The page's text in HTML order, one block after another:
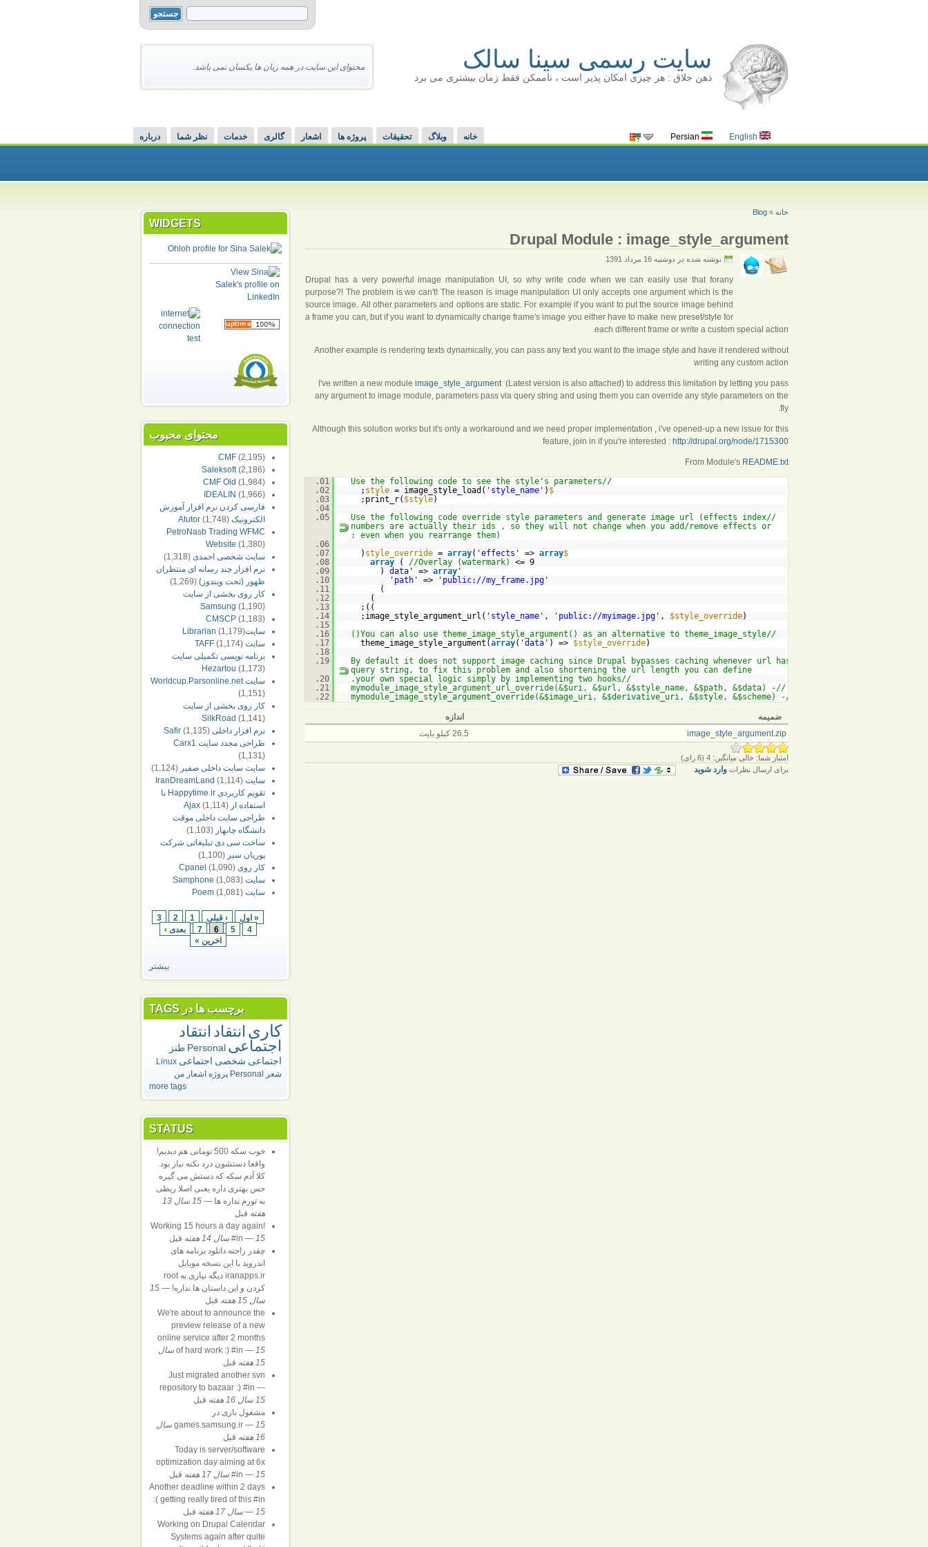
سایت رسمی سینا سالک
ذهن خلاق : هر چیزی امکان پذیر است ، ناممکن فقط زمان بیشتری می برد
محتوای این سایت در همه زبان ها یکسان نمی باشد.
درباره نظر شما خدمات گالری اشعار پروژه ها تحقیقات وبلاگ خانه
WIDGETS
محتوای محبوب
CMF (2,195)
Saleksoft (2,186)
CMF Old (1,984)
IDEALIN (1,966)
فارسی کردن نرم افزار آموزش
الکترونیک Atutor (1,748)
PetroNasb Trading WFMC
Website (1,380)
سایت شخصی احمدی (1,318)
نرم افزار چند رسانه ای منتظران
ظهور (تحت ویندوز) (1,269)
کار روی بخشی از سایت
Samsung (1,190)
CMSCP (1,183)
سایتLibrarian(1,179)
سایت TAFF (1,174)
برنامه نویسی تکمیلی سایت
Hezartou (1,173)
سایت Worldcup.Parsonline.net
(1,151)
کار روی بخشی از سایت
SilkRoad (1,141)
نرم افزار داخلی Safir (1,135)
طراحی مجدد سایت Carx1
(1,131)
سایت سایت داخلی صفیر (1,124)
سایت IranDreamLand (1,114)
تقویم کاربردی Happytime.ir با
استفاده از Ajax (1,114)
طراحی سایت داخلی موقت
دانشگاه چابهار (1,103)
ساخت سی دی تبلیغاتی شرکت
پوریان سیر (1,100)
کار روی Cpanel (1,090)
سایت Samphone (1,083)
سایت Poem (1,081)
« اول ‹ قبلی 1
2
3
4
5
6
7
بعدی ›
اخرین »
بیشتر
برچسب ها در TAGS
کاری انتقاد انتقاد
اجتماعی Personal طنز
اجتماعی شخصی اجتماعی Linux
شعر
Personal پروژه اشعار من
more tags
STATUS
خوب سکه 500 تومانی هم دیدیم!
واقعا دستشون درد نکنه نیاز بود.
کلا آدم سکه که دستش می گیره
حس بهتری داره یعنی اصلا ربطی
به تورم نداره ها —
15 سال 13
هفته قبل
Working 15 hours a day again!
#in — 15 سال 14 هفته
قبل
چقدر راحته دانلود برنامه های
اندروید با این نسخه موبایل
iranapps.ir دیگه نیازی به root
کردن و این داستان ها نداره! —
15
سال 15 هفته
قبل
We're about to announce the
preview release of a new
online service after 2 months
of hard work :) #in —
15 سال
15 هفته
قبل
Just migrated another svn
repository to bazaar :) #in —
15 سال 16 هفته
قبل
مشغول بازی در
games.samsung.ir —
15 سال
16 هفته
قبل
Today is server/software
optimization day aiming at 6x
#in — 15 سال 17 هفته
قبل
Another deadline within 2 days
:( getting really tired of this #in
— 15 سال 17 هفته
قبل
Working on Drupal Calendar
Systems again after quite
خانه »
Blog
Drupal Module : image_style_argument
نوشته شده در دوشنبه 16 مرداد 1391
Drupal has a very powerful image manipulation UI, so why write code when we can easily use that forany
purpose?! The problem is we can't! The reason is image manipulation UI only accepts one argument which is the
source image. All other parameters and options are static. For example if you want to put the source image behind
a frame you can, but if you want to dynamically change frame's image you either have to make new preset/style for
each different frame or write a custom special action.
Another example is rendering texts dynamically, you can pass any text you want to the image style and have it rendered without
writing any custom action
I've written a new module image_style_argument (Latest version is also attached) to address this limitation by letting you pass
any argument to image module, parameters pass via query string and using them you can override any style parameters on the
fly.
Although this solution works but it's only a workaround and we need proper implementation , i've opened-up a new issue for this
feature, join in if you're interested : http://drupal.org/node/1715300
From Module's README.txt
01.
//Use the following code to see the style's parameters
02.
$style
= image_style_load( 'style_name' );
03.
print_r( $style);
04.
05.
//Use the following code override style parameters and generate image url (effects index
numbers are actually their ids , so they will not change when you add/remove effects or
even when you rearrange them) :
06.
07.
$style_override
= array( 'effects' => array
(
08.
9 =>
array (
//Overlay (watermark)
09.
'data'
=> array
(
10.
'path'
=> ' public://my_frame.jpg
'
11.
)
12.
)
13.
));
14.
image_style_argument_url( 'style_name' , ' public://myimage.jpg' , $style_override);
15.
16.
//You can also use theme_image_style_argument() as an alternative to theme_image_style()
17.
theme_image_style_argument(array( 'data' ) => $style_override)
18.
19.
//By default it does not support image caching since Drupal bypasses caching whenever url has
query string, to fix this problem and also shortening the url length you can define
20.
//your own special logic simply by implementing two hooks.
21.
//- mymodule_image_style_argument_url_override(&$uri, &$url, &$style_name, &$path, &$data)
22.
//- mymodule_image_style_argument_override(&$image_uri, &$derivative_uri, &$style, &$scheme)
ضمیمه
اندازه
image_style_argument.zip
26.5 کیلو بایت
امتیاز شما: خالی میانگین: 4
(
6 رای)
برای ارسال نظرات وارد شوید